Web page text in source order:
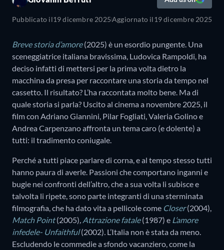
Pubblicato il19 dicembre 2025Aggiornato il19 dicembre 2025
Breve storia d’amore(2025) è un esordio pungente. Una
sceneggiatrice italiana bravissima, Ludovica Rampoldi, ha
deciso infatti di mettersi per la prima volta dietro la
macchina da presa per raccontare una storia da tempo nel
cassetto. Il risultato? L’ha raccontata molto bene. Ma di
quale storia si parla? Uscito al cinema a novembre 2025, il
film con Adriano Giannini, Pilar Fogliati, Valeria Golino e
Andrea Carpenzano affronta un tema caro (e dolente) a
tutti: il tradimento coniugale.
Perché a tutti piace parlare di corna, e al tempo stesso tutti
hanno paura di averle. Passioni che comportano inganni e
bugie nei confronti dell’altro, che a sua volta li subisce e
talvolta li ripete, sono parte integranti di una sterminata
filmografia, che ha dato vita a pellicole come Closer (2004),
Match Point(2005) Attrazione fatale (1987) e L’amore
infedele- Unfaithful(2002) L’Italia non è stata da meno.
Escludendo le commedie a sfondo vacanziero, come la